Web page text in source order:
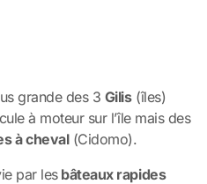
grande des 3 Gilis(îles)
à moteur sur l’île mais des
à cheval(Cidomo).
par lesbâteaux rapides